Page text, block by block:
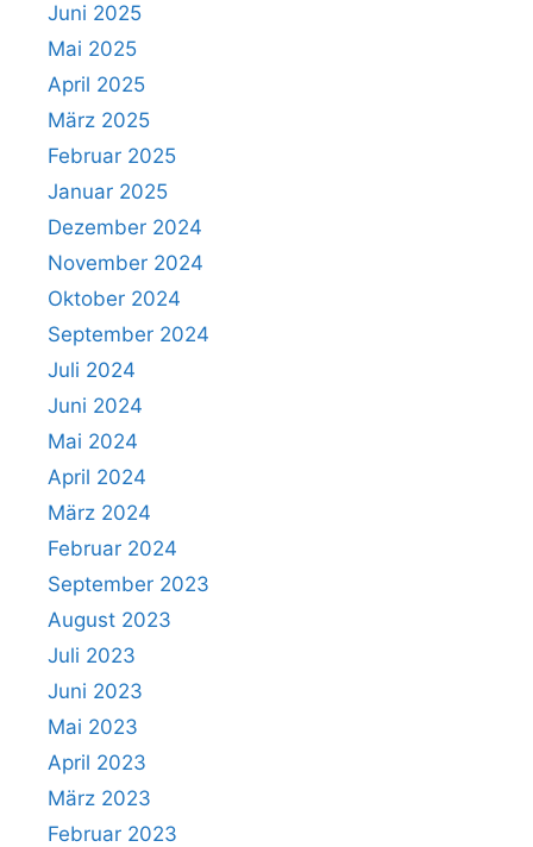
Juni 2025
Mai 2025
April 2025
März 2025
Februar 2025
Januar 2025
Dezember 2024
November 2024
Oktober 2024
September 2024
Juli 2024
Juni 2024
Mai 2024
April 2024
März 2024
Februar 2024
September 2023
August 2023
Juli 2023
Juni 2023
Mai 2023
April 2023
März 2023
Februar 2023